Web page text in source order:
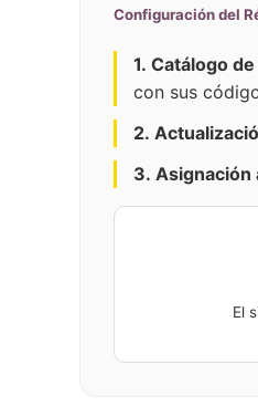
Configuración del
1. Catálogo
con sus
2.
3. Asignación
El